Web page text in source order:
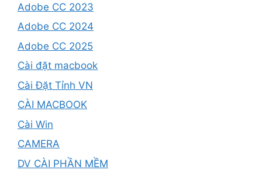
Adobe CC 2023
Adobe CC 2024
Adobe CC 2025
Cài đặt macbook
Cài Đặt Tỉnh VN
CÀI MACBOOK
Cài Win
CAMERA
DV CÀI PHẦN MỀM